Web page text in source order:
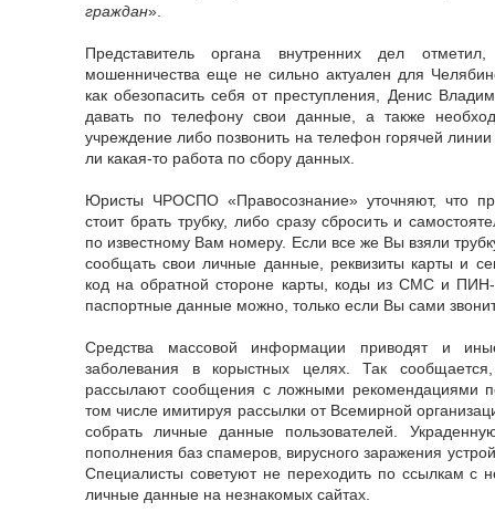
граждан».
Представитель органа внутренних дел
мошенничества еще не сильно актуален для
как обезопасить себя от преступления, Денис
давать по телефону свои данные, а также
учреждение либо позвонить на телефон горячей
ли какая-то работа по сбору данных.
Юристы ЧРОСПО «Правосознание» уточняют, что
стоит брать трубку, либо сразу сбросить и
по известному Вам номеру. Если все же Вы взяли
сообщать свои личные данные, реквизиты карты и
код на обратной стороне карты, коды из СМС и
паспортные данные можно, только если Вы сами
Средства массовой информации приводят и
заболевания в корыстных целях. Так
рассылают сообщения с ложными рекомендациями
том числе имитируя рассылки от Всемирной
собрать личные данные пользователей.
пополнения баз спамеров, вирусного заражения
Специалисты советуют не переходить по ссылкам с
личные данные на незнакомых сайтах.